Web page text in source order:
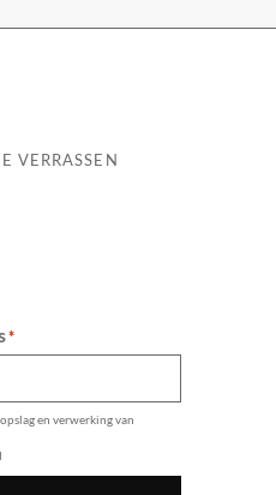
VERRASSEN
*
en verwerking van